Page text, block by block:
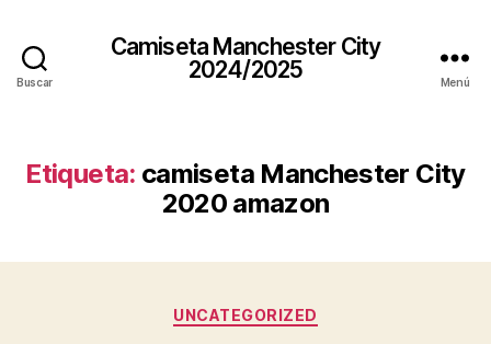
Buscar
Camiseta Manchester City
2024/2025
Menú
Etiqueta: camiseta Manchester City
2020 amazon
Categorías
UNCATEGORIZED